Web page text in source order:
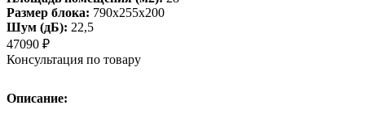
Размер блока: 790х255х200
Шум (дБ): 22,5
47090 ₽
Консультация по товару
Описание: